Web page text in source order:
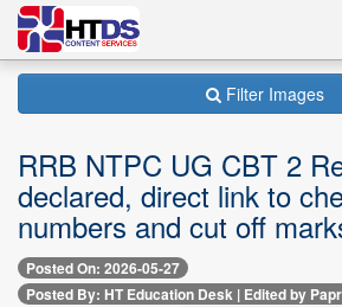
Filter Images
RRB NTPC UG CBT 2
declared, direct link to
numbers and cut off
Posted On: 2026-05-27
Posted By: HT Education Desk | Edited by